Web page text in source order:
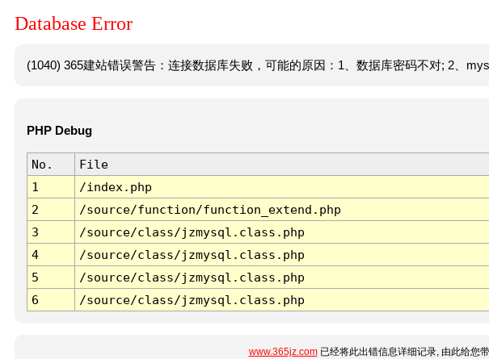
Database Error
(1040) 365建站错误警告：连接数据库失败，可能的原因：1、数据库密码不对; 2、
PHP Debug
No. File
1
/index.php
2
/source/function/function_extend.php
3
/source/class/jzmysql.class.php
4
/source/class/jzmysql.class.php
5
/source/class/jzmysql.class.php
6
/source/class/jzmysql.class.php
www.365jz.com已经将此出错信息详细记录, 由此给您